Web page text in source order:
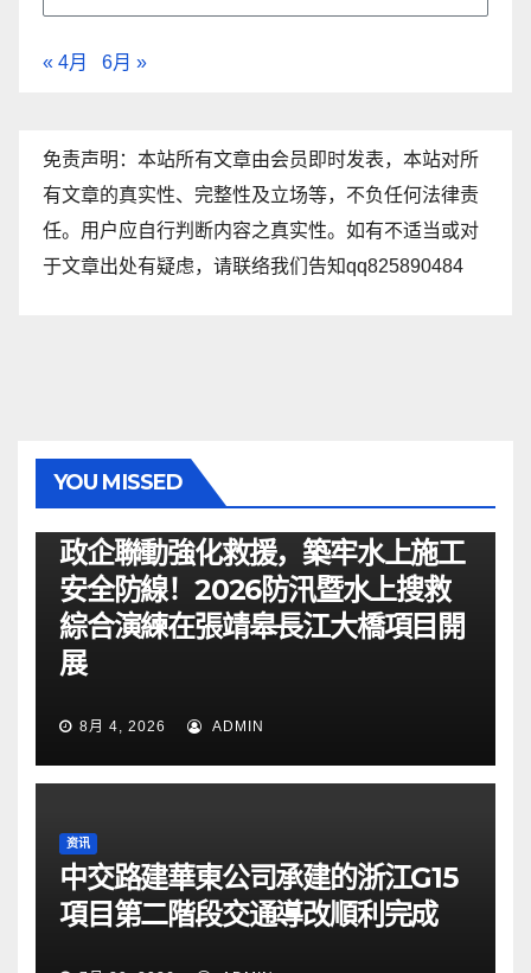
« 4月 6月 »
免责声明：本站所有文章由会员即时发表，本站对所
有文章的真实性、完整性及立场等，不负任何法律责
任。用户应自行判断内容之真实性。如有不适当或对
于文章出处有疑虑，请联络我们告知qq825890484
YOU MISSED
政企聯動強化救援，築牢水上施工
安全防線！2026防汛暨水上搜救
綜合演練在張靖皋長江大橋項目開
展
8月 4, 2026 ADMIN
资讯
中交路建華東公司承建的浙江G15
項目第二階段交通導改順利完成